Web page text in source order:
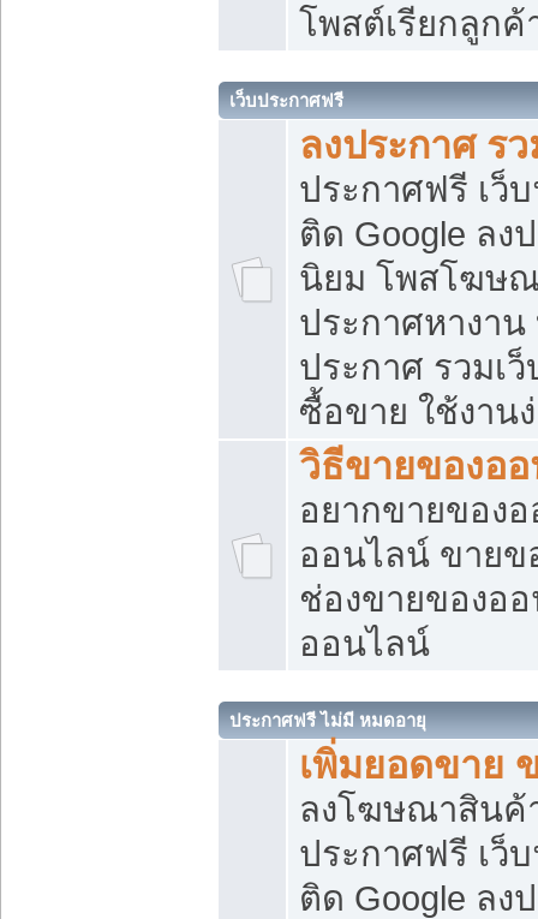
โพสต์เรียกลูกค้
เว็บประกาศฟรี
ลงประกาศ ร
ประกาศฟรี เว็
ติด Google ลง
นิยม โพสโฆษ
ประกาศหางาน
ประกาศ รวมเ
ซื้อขาย ใช้งาน
วิธีขายของอ
อยากขายของ
ออนไลน์ ขายข
ช่องขายของอ
ออนไลน์
ประกาศฟรี ไม่มี หมดอายุ
เพิ่มยอดขาย
ลงโฆษณาสิน
ประกาศฟรี เว็
ติด Google ลง